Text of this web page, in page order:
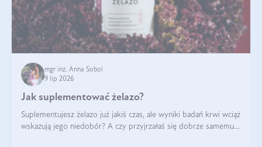
mgr inż. Anna Sobol
9 lip 2026
Jak suplementować żelazo?
Suplementujesz żelazo już jakiś czas, ale wyniki badań krwi wciąż
wskazują jego niedobór? A czy przyjrzałaś się dobrze samemu